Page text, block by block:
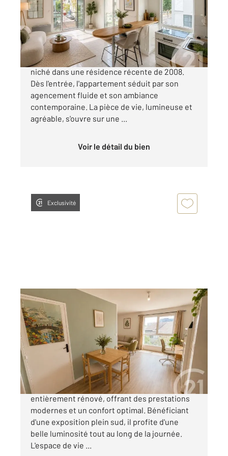
Appartement T2 à vendre
174 990 €
République, découvrez ce superbe T2 de 41 m²,
niché dans une résidence récente de 2008.
Dès l'entrée, l'appartement séduit par son
agencement fluide et son ambiance
contemporaine. La pièce de vie, lumineuse et
agréable, s'ouvre sur une ...
Voir le détail du bien
Exclusivité
NANTES 44
56,09 m
2, 2 pièces
Ref : 3164
Appartement T2 à vendre
150 990 €
Découvrez ce bel appartement T2 de 56 m²,
entièrement rénové, offrant des prestations
modernes et un confort optimal. Bénéficiant
d'une exposition plein sud, il profite d'une
belle luminosité tout au long de la journée.
L'espace de vie ...